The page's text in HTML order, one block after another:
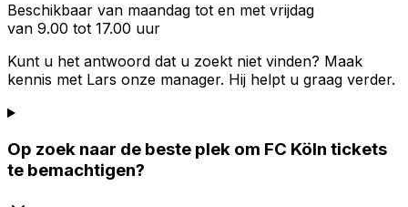
Beschikbaar van maandag tot en met vrijdag
van 9.00 tot 17.00 uur
Kunt u het antwoord dat u zoekt niet vinden? Maak
kennis met Lars onze manager. Hij helpt u graag verder.
Op zoek naar de beste plek om FC Köln tickets
te bemachtigen?